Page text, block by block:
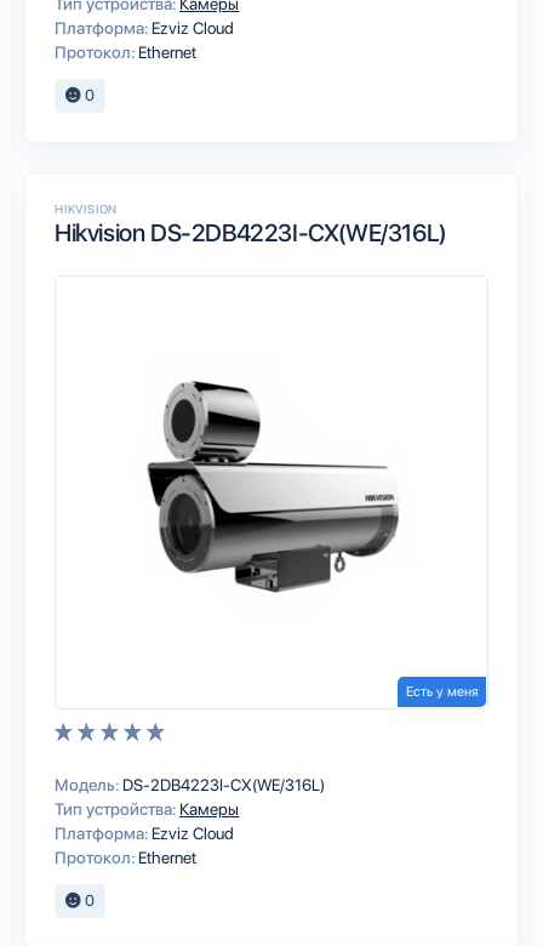
Платформа: Ezviz Cloud
Протокол: Ethernet
0
HIKVISION
Hikvision DS-2DB4223I-CX(WE/316L)
Есть у меня
Модель: DS-2DB4223I-CX(WE/316L)
Тип устройства: Камеры
Платформа: Ezviz Cloud
Протокол: Ethernet
0